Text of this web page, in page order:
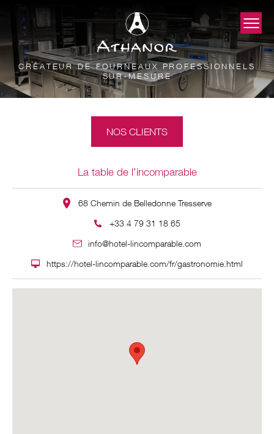
CRÉATEUR DE FOURNEAUX PROFESSIONNELS
SUR-MESURE
NOS CLIENTS
La table de l’incomparable
68 Chemin de Belledonne Tresserve
+33 4 79 31 18 65
info@hotel-lincomparable.com
https://hotel-lincomparable.com/fr/gastronomie.html